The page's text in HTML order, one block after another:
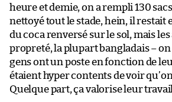
heure et demie, on a rempli 130
nettoyé tout le stade, hein, il restait
du coca renversé sur le sol, mais les
propreté, la plupart bangladais – on
gens ont un poste en fonction de
étaient hyper contents de voir
Quelque part, ça valorise leur